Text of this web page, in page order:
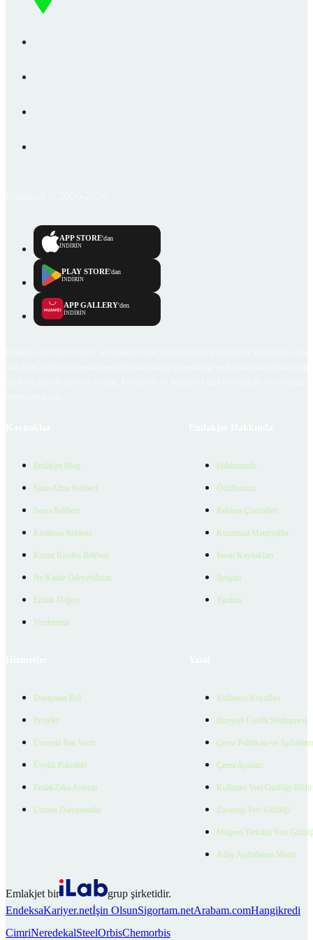
APP STORE'dan
İNDİRİN
PLAY STORE'dan
İNDİRİN
APP GALLERY'den
İNDİRİN
Emlakjet Blog
Satın Alma Rehberi
Satıcı Rehberi
Kiralama Rehberi
Konut Kredisi Rehberi
Ne Kadar Ödeyebilirim
Emlak Değeri
Verilerimiz
Hakkımızda
Ödüllerimiz
Reklam Çözümleri
Kurumsal Materyaller
İnsan Kaynakları
İletişim
Yardım
Danışman Bul
Projeler
Ücretsiz İlan Verin
Üyelik Paketleri
EmlakZeka Asistan
Uzman Danışmanlar
Kullanım Koşulları
Bireysel Üyelik Sözleşmesi
Çerez Politikası ve
Çerez Ayarları
Kullanıcı Veri Gizliliği
Ziyaretçi Veri Gizliliği
Müşteri Yetkilisi Veri
Aday Aydınlatma Metni
Emlakjet bir
grup şirketidir.
EndeksaKariyer.netİşin OlsunSigortam.netArabam.comHangikredi
CimriNeredekalSteelOrbisChemorbis